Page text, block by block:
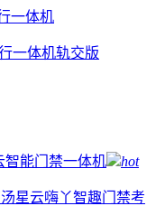
一体机
一体机轨交版
智能门禁一体机 hot
汤星云嗨丫智趣门禁考